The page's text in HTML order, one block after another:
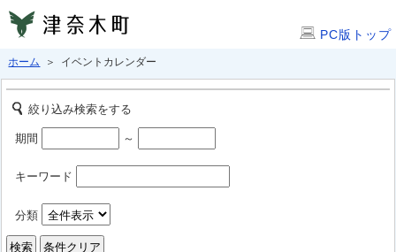
PC版トップ
ホーム ＞ イベントカレンダー
絞り込み検索をする
期間 ～
キーワード
分類